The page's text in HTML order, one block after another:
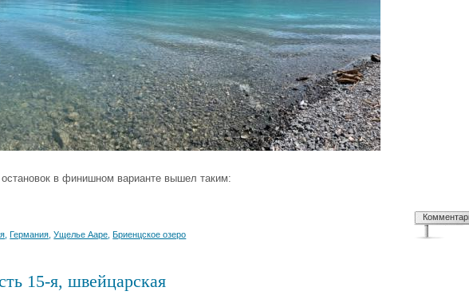
в финишном варианте вышел таким:
,Германия ,Ущелье Ааре ,Бриенцское озеро
15-я, швейцарская